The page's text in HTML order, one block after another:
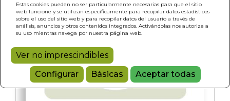
Estas cookies pueden no ser particularmente necesarias para que el sitio
web funcione y se utilizan específicamente para recopilar datos estadísticos
sobre el uso del sitio web y para recopilar datos del usuario a través de
análisis, anuncios y otros contenidos integrados. Activándolas nos autoriza a
su uso mientras navega por nuestra página web.
Ver no imprescindibles
Configurar
Básicas Aceptar todas